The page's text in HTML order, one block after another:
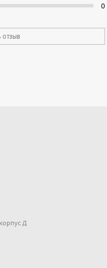
0
отзыв
Д